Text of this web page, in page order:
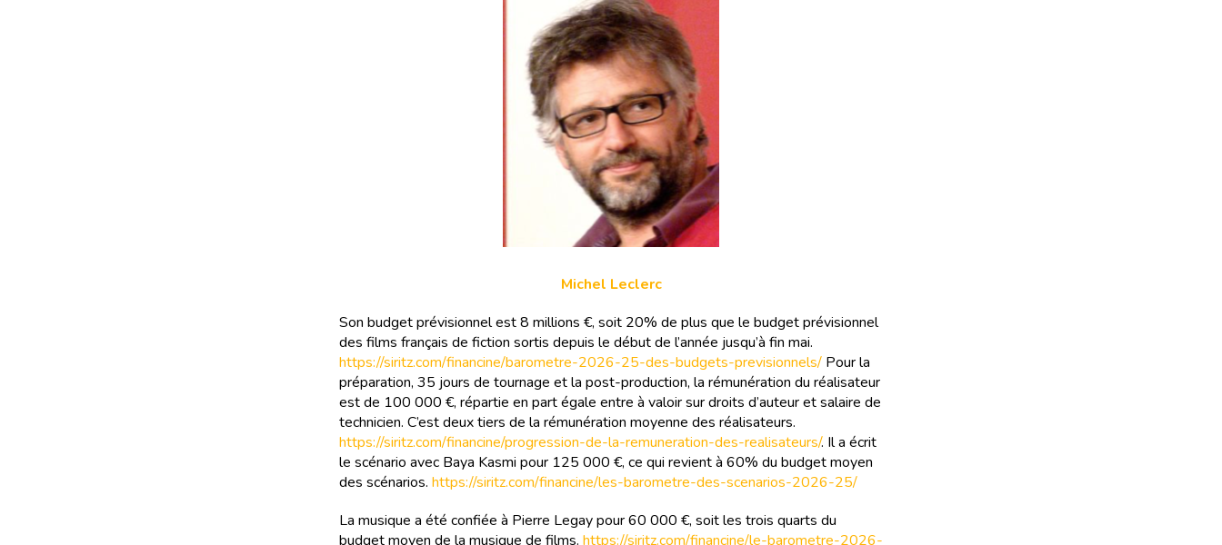
Michel Leclerc
Son budget prévisionnel est 8 millions €, soit 20% de plus que le budget prévisionnel
des films français de fiction sortis depuis le début de l’année jusqu’à fin mai.
https://siritz.com/financine/barometre-2026-25-des-budgets-previsionnels/ Pour la
préparation, 35 jours de tournage et la post-production, la rémunération du réalisateur
est de 100 000 €, répartie en part égale entre à valoir sur droits d’auteur et salaire de
technicien. C’est deux tiers de la rémunération moyenne des réalisateurs.
https://siritz.com/financine/progression-de-la-remuneration-des-realisateurs/. Il a écrit
le scénario avec Baya Kasmi pour 125 000 €, ce qui revient à 60% du budget moyen
des scénarios. https://siritz.com/financine/les-barometre-des-scenarios-2026-25/
La musique a été confiée à Pierre Legay pour 60 000 €, soit les trois quarts du
budget moyen de la musique de films. https://siritz.com/financine/le-barometre-2026-